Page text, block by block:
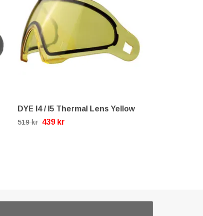
DYE I4 / I5 Thermal Lens Yellow
519 kr 439 kr